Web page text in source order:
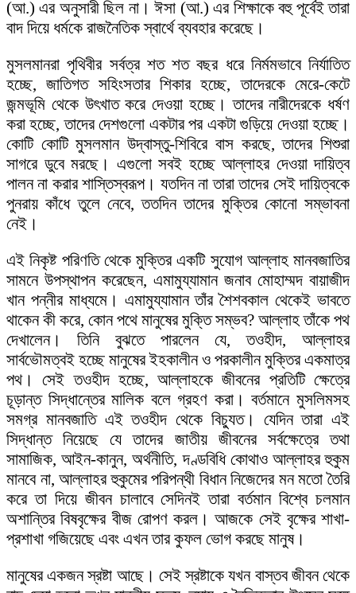
(আ.) এর অনুসারী ছিল না। ঈসা (আ.) এর শিক্ষাকে বহু পূর্বেই তারা
বাদ দিয়ে ধর্মকে রাজনৈতিক স্বার্থে ব্যবহার করেছে।
মুসলমানরা পৃথিবীর সর্বত্র শত শত বছর ধরে নির্মমভাবে নির্যাতিত
হচ্ছে, জাতিগত সহিংসতার শিকার হচ্ছে, তাদেরকে মেরে-কেটে
জন্মভূমি থেকে উৎখাত করে দেওয়া হচ্ছে। তাদের নারীদেরকে ধর্ষণ
করা হচ্ছে, তাদের দেশগুলো একটার পর একটা গুড়িয়ে দেওয়া হচ্ছে।
কোটি কোটি মুসলমান উদ্বাস্তু-শিবিরে বাস করছে, তাদের শিশুরা
সাগরে ডুবে মরছে। এগুলো সবই হচ্ছে আল্লাহর দেওয়া দায়িত্ব
পালন না করার শাস্তিস্বরূপ। যতদিন না তারা তাদের সেই দায়িত্বকে
পুনরায় কাঁধে তুলে নেবে, ততদিন তাদের মুক্তির কোনো সম্ভাবনা
নেই।
এই নিকৃষ্ট পরিণতি থেকে মুক্তির একটি সুযোগ আল্লাহ মানবজাতির
সামনে উপস্থাপন করেছেন, এমামুয্যামান জনাব মোহাম্মদ বায়াজীদ
খান পন্নীর মাধ্যমে। এমামুয্যামান তাঁর শৈশবকাল থেকেই ভাবতে
থাকেন কী করে, কোন পথে মানুষের মুক্তি সম্ভব? আল্লাহ তাঁকে পথ
দেখালেন। তিনি বুঝতে পারলেন যে, তওহীদ, আল্লাহর
সার্বভৌমত্বই হচ্ছে মানুষের ইহকালীন ও পরকালীন মুক্তির একমাত্র
পথ। সেই তওহীদ হচ্ছে, আল্লাহকে জীবনের প্রতিটি ক্ষেত্রে
চূড়ান্ত সিদ্ধান্তের মালিক বলে গ্রহণ করা। বর্তমানে মুসলিমসহ
সমগ্র মানবজাতি এই তওহীদ থেকে বিচ্যুত। যেদিন তারা এই
সিদ্ধান্ত নিয়েছে যে তাদের জাতীয় জীবনের সর্বক্ষেত্রে তথা
সামাজিক, আইন-কানুন, অর্থনীতি, দণ্ডবিধি কোথাও আল্লাহর হুকুম
মানবে না, আল্লাহর হুকুমের পরিপন্থী বিধান নিজেদের মন মতো তৈরি
করে তা দিয়ে জীবন চালাবে সেদিনই তারা বর্তমান বিশ্বে চলমান
অশান্তির বিষবৃক্ষের বীজ রোপণ করল। আজকে সেই বৃক্ষের শাখা-
প্রশাখা গজিয়েছে এবং এখন তার কুফল ভোগ করছে মানুষ।
মানুষের একজন স্রষ্টা আছে। সেই স্রষ্টাকে যখন বাস্তব জীবন থেকে